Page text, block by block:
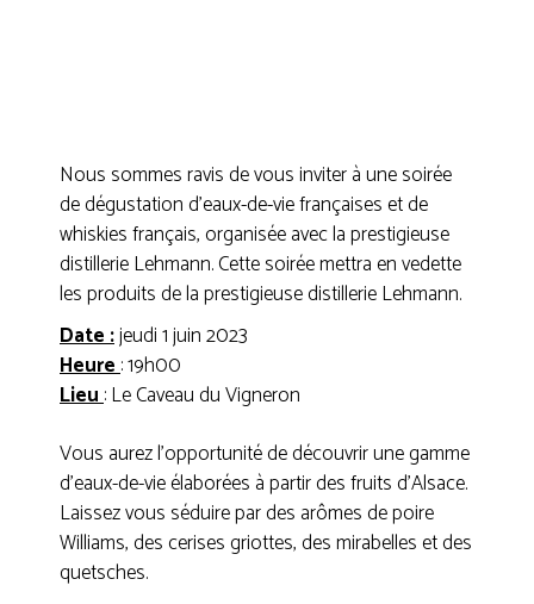
Nous sommes ravis de vous inviter à une soirée
de dégustation d’eaux-de-vie françaises et de
whiskies français, organisée avec la prestigieuse
distillerie Lehmann. Cette soirée mettra en vedette
les produits de la prestigieuse distillerie Lehmann.
Date :jeudi 1 juin 2023
Heure: 19h00
Lieu: Le Caveau du Vigneron
Vous aurez l’opportunité de découvrir une gamme
d’eaux-de-vie élaborées à partir des fruits d’Alsace.
Laissez vous séduire par des arômes de poire
Williams, des cerises griottes, des mirabelles et des
quetsches.